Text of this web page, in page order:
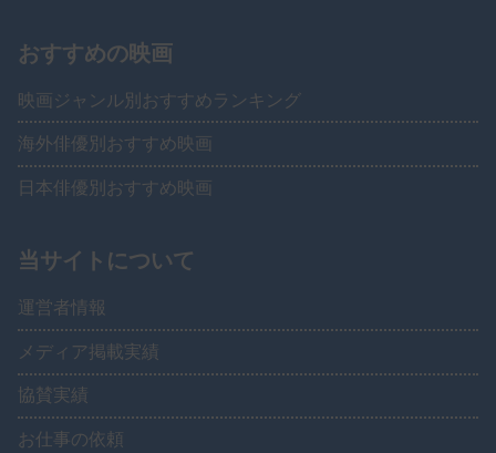
おすすめの映画
映画ジャンル別おすすめランキング
海外俳優別おすすめ映画
日本俳優別おすすめ映画
当サイトについて
運営者情報
メディア掲載実績
協賛実績
お仕事の依頼